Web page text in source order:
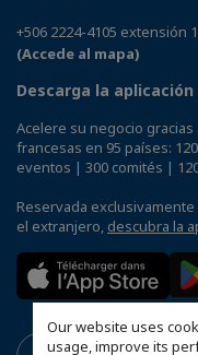
Our website uses
usage, improve its
+506 2224-4105 extensión 1
(Accede al mapa)
Descarga la aplicación
Acelere su negocio
francesas en 95 países:
eventos | 300 comités |
Reservada
el extranjero, descubra la